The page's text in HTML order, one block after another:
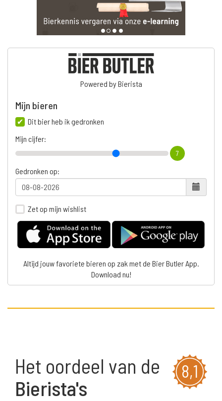
Powered by Bierista
Mijn bieren
Dit bier heb ik gedronken
Mijn cijfer:
7
Gedronken op:
Zet op mijn wishlist
Altijd jouw favoriete bieren op zak met de Bier Butler App.
Download nu!
8,1
Het oordeel van de
Bierista's